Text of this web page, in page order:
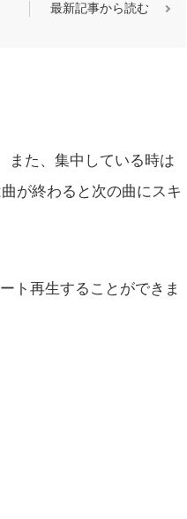
最新記事から読む
また、集中している時は
が終わると次の曲にスキ
ト再生することができま